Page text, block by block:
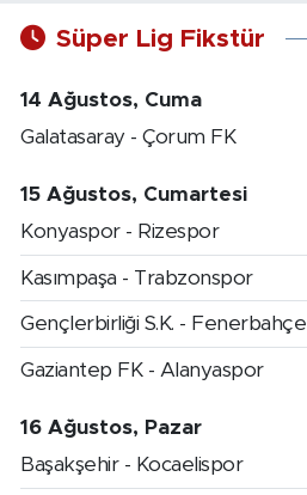
Süper Lig Fikstür
14 Ağustos, Cuma
Galatasaray - Çorum FK
15 Ağustos, Cumartesi
Konyaspor - Rizespor
Kasımpaşa - Trabzonspor
Gençlerbirliği S.K. - Fenerbahçe
Gaziantep FK - Alanyaspor
16 Ağustos, Pazar
Başakşehir - Kocaelispor